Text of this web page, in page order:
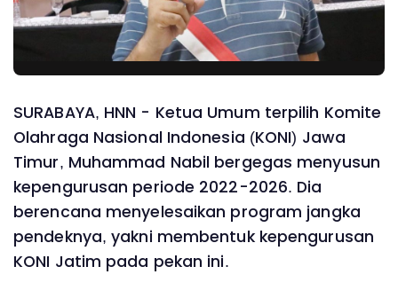
SURABAYA, HNN - Ketua Umum terpilih Komite
Olahraga Nasional Indonesia (KONI) Jawa
Timur, Muhammad Nabil bergegas menyusun
kepengurusan periode 2022-2026. Dia
berencana menyelesaikan program jangka
pendeknya, yakni membentuk kepengurusan
KONI Jatim pada pekan ini.